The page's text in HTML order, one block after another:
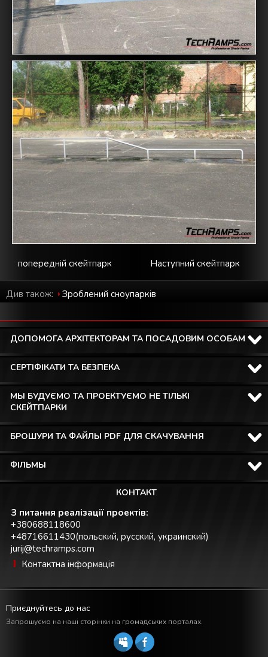
Наступний скейтпарк
попередній скейтпарк
Див також: Зроблений cноупарків
ДОПОМОГА АРХІТЕКТОРАМ ТА ПОСАДОВИМ ОСОБАМ
СЕРТІФІКАТИ ТА БЕЗПЕКА
МЫ БУДУЄМО ТА ПРОЕКТУЄМО НЕ ТІЛЬКІ
СКЕЙТПАРКИ
БРОШУРИ ТА ФАЙЛЫ PDF ДЛЯ СКАЧУВАННЯ
ФІЛЬМЫ
КОНТАКТ
З питання реалізації проектів:
+380688118600
+48716611430(польский, русский, украинский)
jurij@techramps.com
Контактна інформація
Приєднуйтесь до нас
Запрошуємо на наші сторінки на громадських порталах.